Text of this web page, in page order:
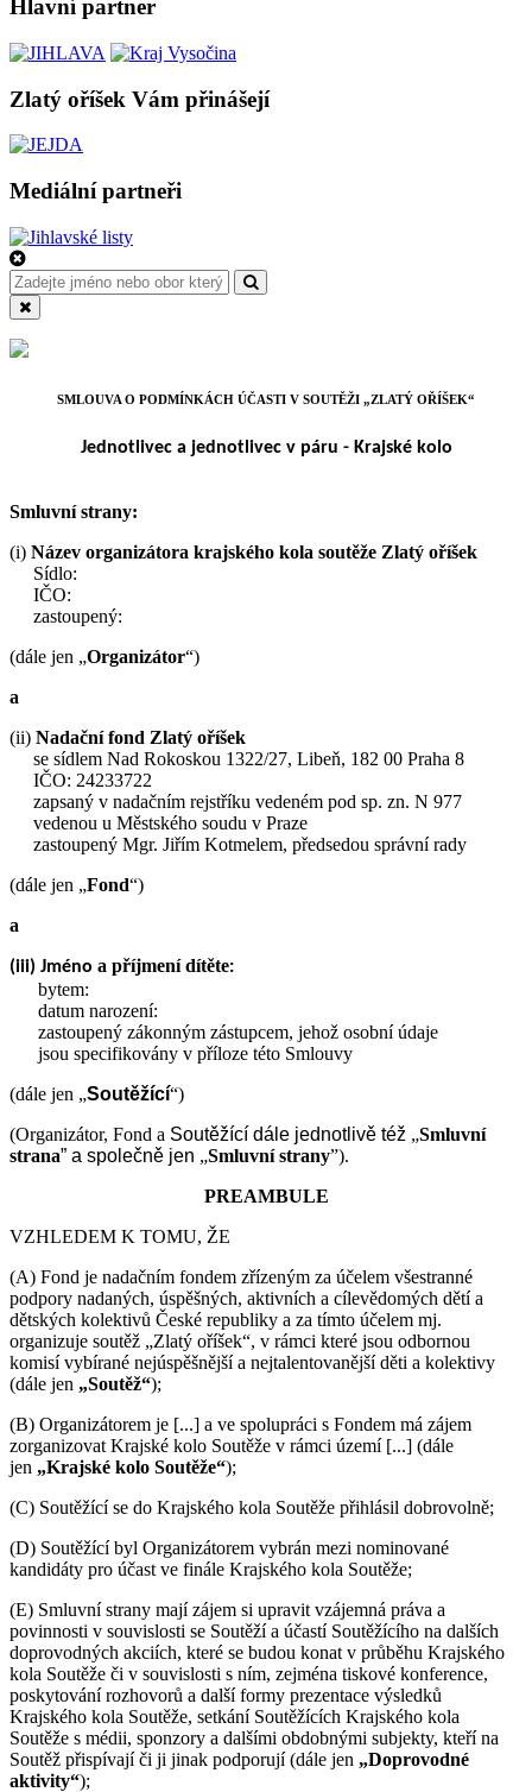
Hlavní partner
Zlatý oříšek Vám přinášejí
Mediální partneři
SMLOUVA O PODMÍNKÁCH ÚČASTI V SOUTĚŽI „ZLATÝ OŘÍŠEK“
Jednotlivec a jednotlivec v páru - Krajské kolo
Smluvní strany:
(i) Název organizátora krajského kola soutěže Zlatý oříšek
Sídlo:
IČO:
zastoupený:
(dále jen „Organizátor“)
a
(ii) Nadační fond Zlatý oříšek
se sídlem Nad Rokoskou 1322/27, Libeň, 182 00 Praha 8
IČO: 24233722
zapsaný v nadačním rejstříku vedeném pod sp. zn. N 977
vedenou u Městského soudu v Praze
zastoupený Mgr. Jiřím Kotmelem, předsedou správní rady
(dále jen „Fond“)
a
(iii) Jméno a příjmení dítěte:
bytem:
datum narození:
zastoupený zákonným zástupcem, jehož osobní údaje
jsou specifikovány v příloze této Smlouvy
(dále jen „Soutěžící“)
(Organizátor, Fond a Soutěžící dále jednotlivě též „Smluvní
strana” a společně jen „Smluvní strany”).
PREAMBULE
VZHLEDEM K TOMU, ŽE
(A) Fond je nadačním fondem zřízeným za účelem všestranné
podpory nadaných, úspěšných, aktivních a cílevědomých dětí a
dětských kolektivů České republiky a za tímto účelem mj.
organizuje soutěž „Zlatý oříšek“, v rámci které jsou odbornou
komisí vybírané nejúspěšnější a nejtalentovanější děti a kolektivy
(dále jen „Soutěž“);
(B) Organizátorem je [...] a ve spolupráci s Fondem má zájem
zorganizovat Krajské kolo Soutěže v rámci území [...] (dále
jen „Krajské kolo Soutěže“);
(C) Soutěžící se do Krajského kola Soutěže přihlásil dobrovolně;
(D) Soutěžící byl Organizátorem vybrán mezi nominované
kandidáty pro účast ve finále Krajského kola Soutěže;
(E) Smluvní strany mají zájem si upravit vzájemná práva a
povinnosti v souvislosti se Soutěží a účastí Soutěžícího na dalších
doprovodných akciích, které se budou konat v průběhu Krajského
kola Soutěže či v souvislosti s ním, zejména tiskové konference,
poskytování rozhovorů a další formy prezentace výsledků
Krajského kola Soutěže, setkání Soutěžících Krajského kola
Soutěže s médii, sponzory a dalšími obdobnými subjekty, kteří na
Soutěž přispívají či ji jinak podporují (dále jen „Doprovodné
aktivity“);